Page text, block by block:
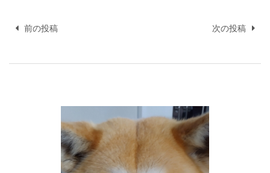
稿前の投稿 次の投稿